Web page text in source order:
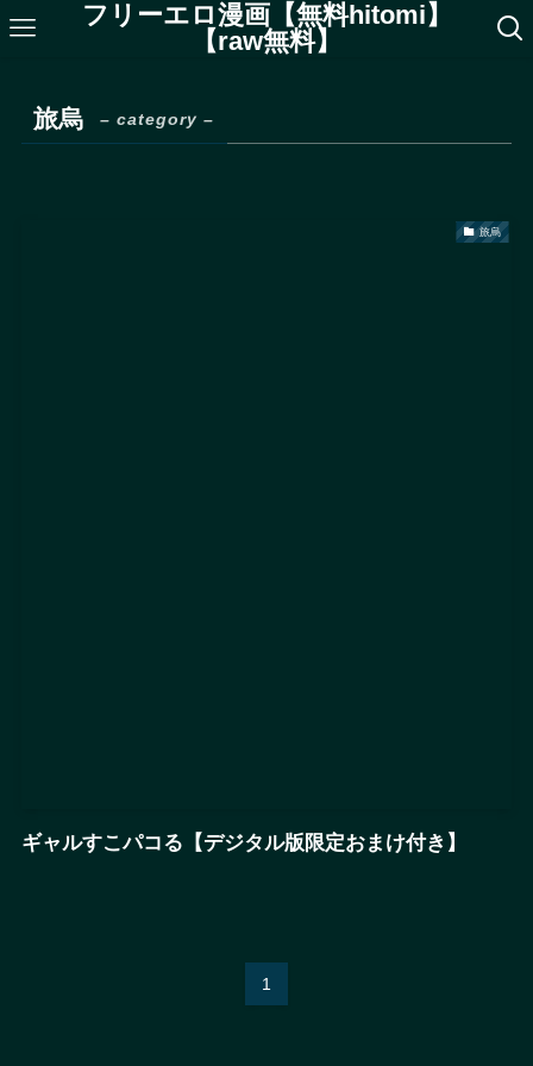
フリーエロ漫画【無料hitomi】
【raw無料】
旅烏 – category –
旅烏
ギャルすこパコる【デジタル版限定おまけ付き】
1